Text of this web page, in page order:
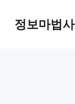
정보마법사